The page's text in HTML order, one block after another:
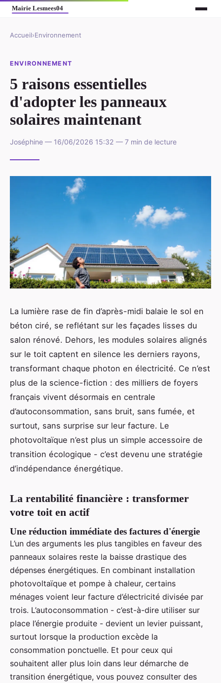
Accueil›Environnement
ENVIRONNEMENT
5 raisons essentielles
d'adopter les panneaux
solaires maintenant
Joséphine — 16/06/2026 15:32 — 7 min de lecture
La lumière rase de fin d’après-midi balaie le sol en
béton ciré, se reflétant sur les façades lisses du
salon rénové. Dehors, les modules solaires alignés
sur le toit captent en silence les derniers rayons,
transformant chaque photon en électricité. Ce n’est
plus de la science-fiction : des milliers de foyers
français vivent désormais en centrale
d’autoconsommation, sans bruit, sans fumée, et
surtout, sans surprise sur leur facture. Le
photovoltaïque n’est plus un simple accessoire de
transition écologique - c’est devenu une stratégie
d’indépendance énergétique.
La rentabilité financière : transformer
votre toit en actif
Une réduction immédiate des factures d'énergie
L’un des arguments les plus tangibles en faveur des
panneaux solaires reste la baisse drastique des
dépenses énergétiques. En combinant installation
photovoltaïque et pompe à chaleur, certains
ménages voient leur facture d’électricité divisée par
trois. L’autoconsommation - c’est-à-dire utiliser sur
place l’énergie produite - devient un levier puissant,
surtout lorsque la production excède la
consommation ponctuelle. Et pour ceux qui
souhaitent aller plus loin dans leur démarche de
transition énergétique, vous pouvez consulter des